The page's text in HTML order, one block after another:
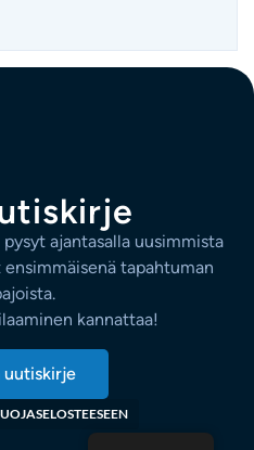
ajantasalla uusimmista
tapahtuman
kannattaa!
uutiskirje